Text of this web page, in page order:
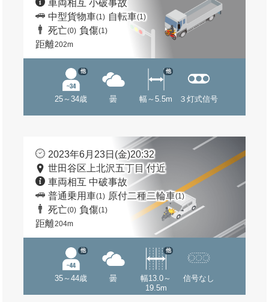
車両相互 小破事故
中型貨物車(1) 自転車(1)
死亡(0) 負傷(1)
距離202m
25～34歳
他
曇 幅～5.5m
他
３灯式信号
2023年6月23日(金)20:32
世田谷区上北沢五丁目 付近
車両相互 中破事故
普通乗用車(1) 原付二種二輪車(1)
死亡(0) 負傷(1)
距離204m
35～44歳
他
曇
幅13.0～
19.5m
他
信号なし